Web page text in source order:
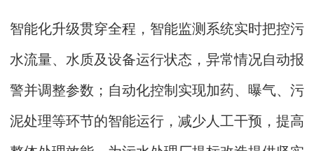
智能化升级贯穿全程，智能监测系统实时把控污
水流量、水质及设备运行状态，异常情况自动报
警并调整参数；自动化控制实现加药、曝气、污
泥处理等环节的智能运行，减少人工干预，提高